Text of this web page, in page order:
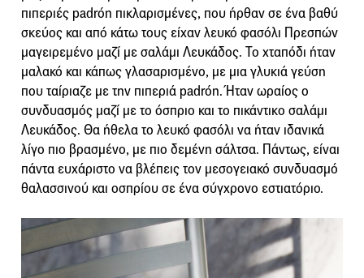
πιπεριές padrón πικλαρισμένες, που ήρθαν σε ένα βαθύ
σκεύος και από κάτω τους είχαν λευκό φασόλι Πρεσπών
μαγειρεμένο μαζί με σαλάμι Λευκάδος. Το χταπόδι ήταν
μαλακό και κάπως γλασαρισμένο, με μια γλυκιά γεύση
που ταίριαζε με την πιπεριά padrón. Ήταν ωραίος ο
συνδυασμός μαζί με το όσπριο και το πικάντικο σαλάμι
Λευκάδος. Θα ήθελα το λευκό φασόλι να ήταν ιδανικά
λίγο πιο βρασμένο, με πιο δεμένη σάλτσα. Πάντως, είναι
πάντα ευχάριστο να βλέπεις τον μεσογειακό συνδυασμό
θαλασσινού και οσπρίου σε ένα σύγχρονο εστιατόριο.